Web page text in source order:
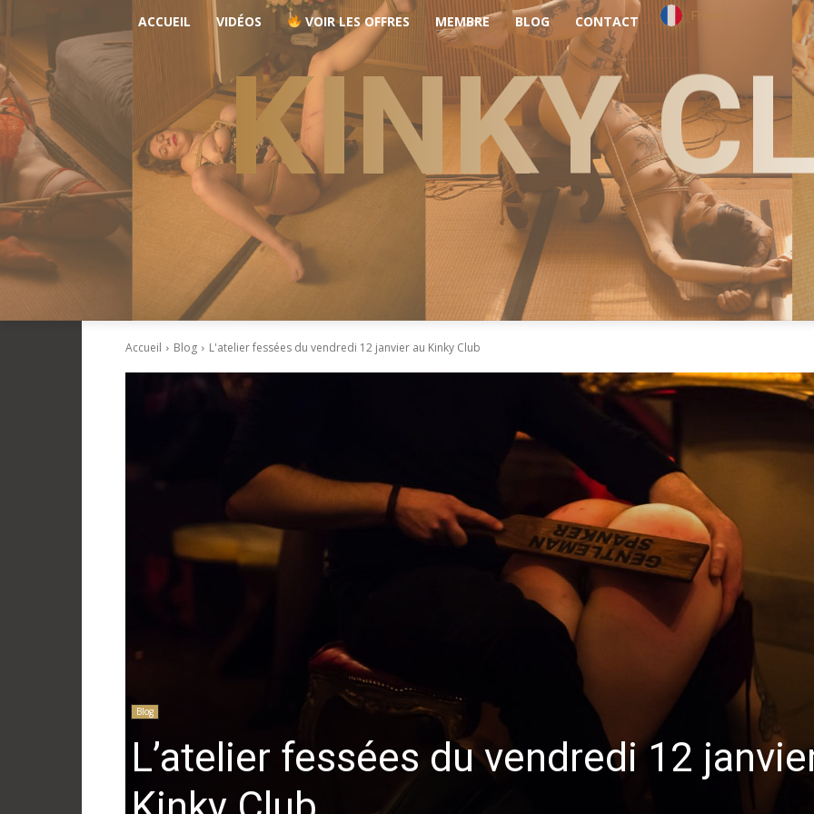
ACCUEIL VIDÉOS VOIR LES OFFRES MEMBRE BLOG CONTACT French
KINKY
Accueil Blog L'atelier fessées du vendredi 12 janvier au Kinky Club
Blog
L’atelier fessées du vendredi 12